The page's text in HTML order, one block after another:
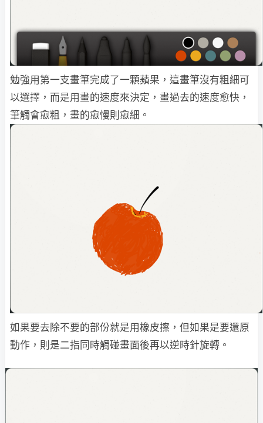
勉強用第一支畫筆完成了一顆蘋果，這畫筆沒有粗細可
以選擇，而是用畫的速度來決定，畫過去的速度愈快，
筆觸會愈粗，畫的愈慢則愈細。
如果要去除不要的部份就是用橡皮擦，但如果是要還原
動作，則是二指同時觸碰畫面後再以逆時針旋轉。